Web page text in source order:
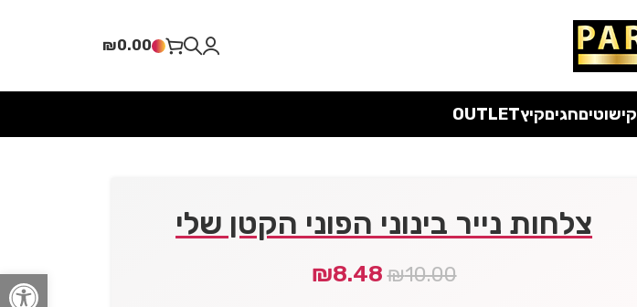
פתח
₪0.00
קישוטיםחגיםקיץOUTLET
צלחות נייר בינוני הפוני הקטן שלי
₪10.00
₪8.48